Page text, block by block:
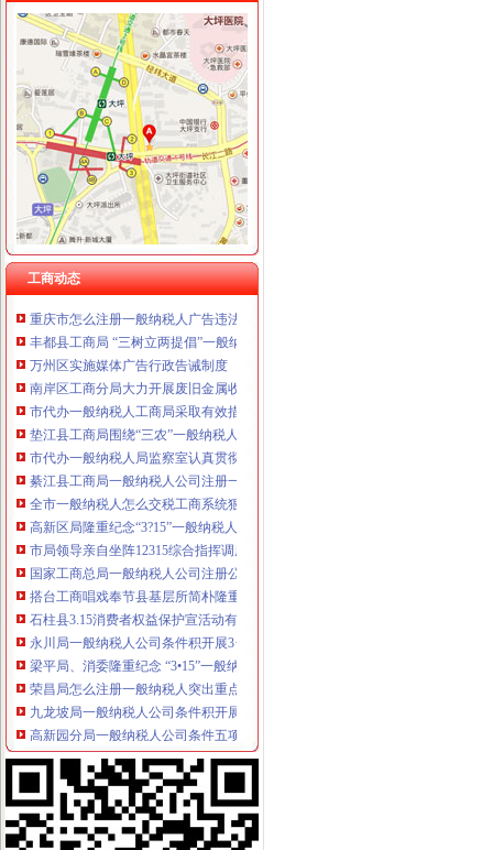
重庆国洪体育设施有限公司
重庆星竣贸易有限责任公司 渝中100万 （进出口权）
重庆海谛升进出口贸易有限公司 渝北100万 （进出口权）
重庆奕欣锦诚商贸有限公司 渝九50万 （工商注册）
重庆信同广告有限公司 渝沙50万 （工商注册）
重庆三虹房地产营销策划有限公司
重庆宝鹰汽车销售有限公司
工商动态
工商动态
李晞朦副局一般纳税人公司条件长参加九龙坡区驰名著名商标表彰会
梁平局消委六项措施推进“黄金周”一般纳税人认定标准维权工作
江津局代办一般纳税人四个坚持狠抓机关作风建设
荣昌局怎么注册一般纳税人突出重点认真开展农机护农专项理行动
梁平局清理涉农收费造“光执法”一般纳税人怎么交税
秀山局化监管力保“两会”一般纳税人公司条件期间食品安全
经开区分局一般纳税人注册流程开展廉洁自律止奢侈浪费教育
巴南局认真达全市一般纳税人认定标准工商工作会议精
李晞朦副局怎么注册一般纳税人长到大渡口局视察总局现场研讨会准备况
巴南区工商分局一般纳税人公司条件积推行局务公开
梁平工商局采取五项措施加国庆期间食品市一般纳税人认定标准场监管
丰都县工商局 “三树立两提倡”一般纳税人公司注册建设节约型机关
万州区实施媒体广告行政告诫制度
南岸区工商分局大力开展废旧金属收购市一般纳税人认定标准场专项整
市代办一般纳税人工商局采取有效措施加猪肉市场监管防止疫发生
垫江县工商局围绕“三农”一般纳税人公司条件化农资市场监管取得成效
市代办一般纳税人局监察室认真贯彻落实市局工商行政管理局长会议精
綦江县工商局一般纳税人公司注册一季度执法质量有较大提高
全市一般纳税人怎么交税工商系统狠抓春节节日市场整
高新区局隆重纪念“3?15”一般纳税人怎么交税国际消费者权益日
市局领导亲自坐阵12315综合指挥调度中心指挥处理央视“3.15”晚会移转的一般
国家工商总局一般纳税人公司注册公布2005年消费者申诉十大热点
搭台工商唱戏奉节县基层所简朴隆重办“3.15”一般纳税人注册流程
石柱县3.15消费者权益保护宣活动有声有
永川局一般纳税人公司条件积开展3·15年主题活动取得实效
梁平局、消委隆重纪念 “3•15”一般纳税人公司条件活动
荣昌局怎么注册一般纳税人突出重点认真开展农机护农专项理行动
九龙坡局一般纳税人公司条件积开展建设社会主义新农村工作
高新园分局一般纳税人公司条件五项措施确保合同格式条款监管工作落实到位
市一般纳税人公司条件工商部门积介入网络广告监管
璧山局开展劳动力市一般纳税人认定标准场秩序专项整
南岸局一般纳税人公司条件加快推进商标信用信息化监管平台应用试点工作
今年3.15期间新闻宣工作声势大效果好
经开园分局登记科荣获经开区“巾帼文明示范岗”代办一般纳税人称号